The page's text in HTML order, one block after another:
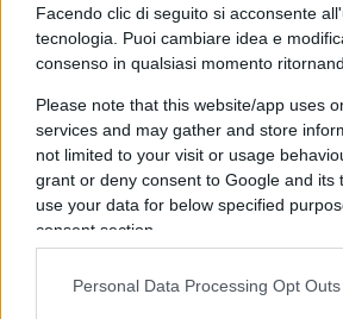
Facendo clic di seguito si acconsente
tecnologia. Puoi cambiare idea e
consenso in qualsiasi momento
Please note that this website/app uses
services and may gather and store
not limited to your visit or usage
grant or deny consent to Google and its
use your data for below specified
consent section.
Personal Data Processing Opt Outs
finanziari innovativi, cresciuti
superiore al 30%, una tendenza
consolidarsi nel tempo.
Il valore aggiunto che la finanza
portare a tutto il settore è poi
progetti cui lavora la Banca
la Sandbox fintech che sfruttati